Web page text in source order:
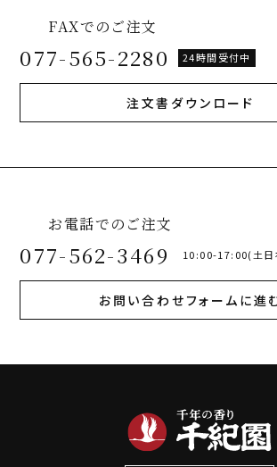
FAXでのご注文
077-565-2280 24時間受付中
注文書ダウンロード
お電話でのご注文
077-562-3469 10:00-17:00(土日
お問い合わせフォームに進